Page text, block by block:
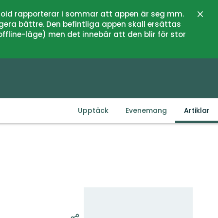
rapporterar i sommar att appen är seg mm.
bättre. Den befintliga appen skall ersättas
läge) men det innebär att den blir för stor
Upptäck Evenemang Artiklar